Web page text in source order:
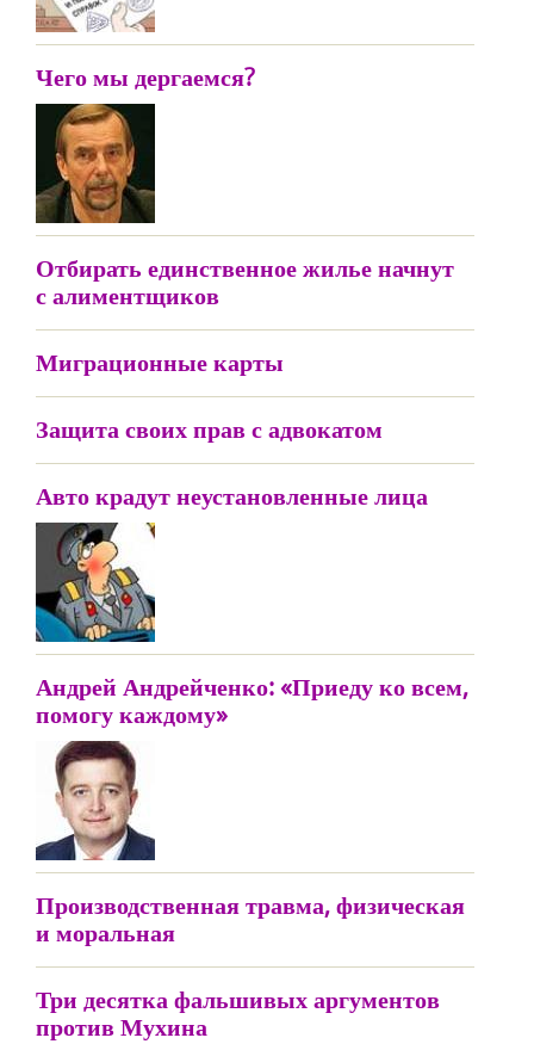
Чего мы дергаемся?
Отбирать единственное жилье начнут
с алиментщиков
Миграционные карты
Защита своих прав с адвокатом
Авто крадут неустановленные лица
Андрей Андрейченко: «Приеду ко всем,
помогу каждому»
Производственная травма, физическая
и моральная
Три десятка фальшивых аргументов
против Мухина